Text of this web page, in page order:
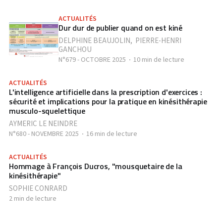
ACTUALITÉS
Dur dur de publier quand on est kiné
DELPHINE BEAUJOLIN, PIERRE-HENRI
GANCHOU
N°679 - OCTOBRE 2025 10 min de lecture
ACTUALITÉS
L'intelligence artificielle dans la prescription d'exercices :
sécurité et implications pour la pratique en kinésithérapie
musculo-squelettique
AYMERIC LE NEINDRE
N°680 - NOVEMBRE 2025 16 min de lecture
ACTUALITÉS
Hommage à François Ducros, "mousquetaire de la
kinésithérapie"
SOPHIE CONRARD
2 min de lecture